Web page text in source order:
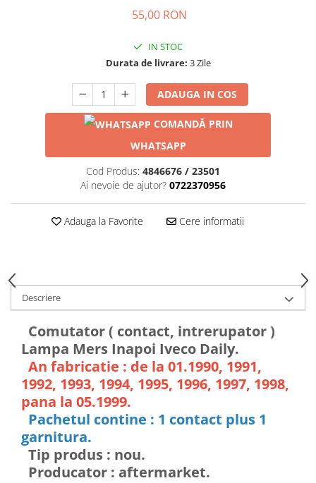
55,00 RON
IN STOC
Durata de livrare: 3 Zile
ADAUGA IN COS
COMANDĂ PRIN
WHATSAPP
Cod Produs: 4846676 / 23501
Ai nevoie de ajutor? 0722370956
Adauga la Favorite Cere informatii
Descriere
Comutator ( contact, intrerupator )
Lampa Mers Inapoi Iveco Daily.
An fabricatie : de la 01.1990, 1991,
1992, 1993, 1994, 1995, 1996, 1997, 1998,
pana la 05.1999.
Pachetul contine : 1 contact plus 1
garnitura.
Tip produs : nou.
Producator : aftermarket.